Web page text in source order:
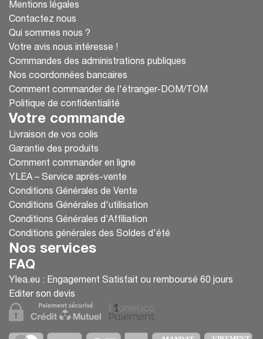
Mentions légales
Contactez nous
Qui sommes nous ?
Votre avis nous intéresse !
Commandes des administrations publiques
Nos coordonnées bancaires
Comment commander de l'étranger-DOM/TOM
Politique de confidentialité
Votre commande
Livraison de vos colis
Garantie des produits
Comment commander en ligne
YLEA – Service après-vente
Conditions Générales de Vente
Conditions Générales d'utilisation
Conditions Générales d’Affiliation
Conditions générales des Soldes d'été
Nos services
FAQ
Ylea.eu : Engagement Satisfait ou remboursé 60 jours
Editer son devis